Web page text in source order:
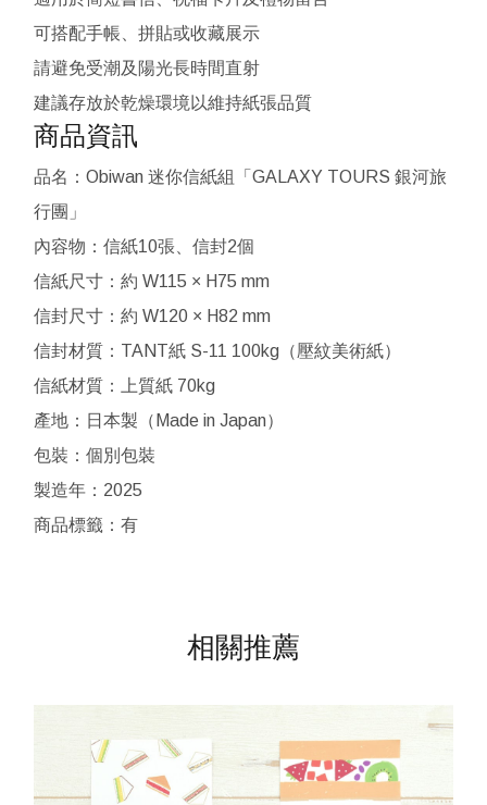
可搭配手帳、拼貼或收藏展示
請避免受潮及陽光長時間直射
建議存放於乾燥環境以維持紙張品質
商品資訊
品名：Obiwan 迷你信紙組「GALAXY TOURS 銀河旅
行團」
內容物：信紙10張、信封2個
信紙尺寸：約 W115 × H75 mm
信封尺寸：約 W120 × H82 mm
信封材質：TANT紙 S-11 100kg（壓紋美術紙）
信紙材質：上質紙 70kg
產地：日本製（Made in Japan）
包裝：個別包裝
製造年：2025
商品標籤：有
相關推薦